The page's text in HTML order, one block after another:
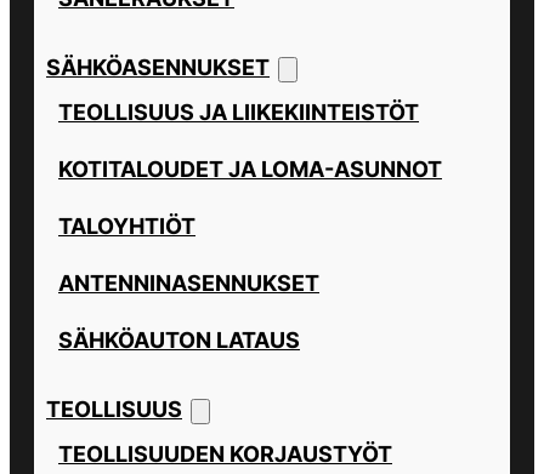
SÄHKÖASENNUKSET
TEOLLISUUS JA LIIKEKIINTEISTÖT
KOTITALOUDET JA LOMA-ASUNNOT
TALOYHTIÖT
ANTENNINASENNUKSET
SÄHKÖAUTON LATAUS
TEOLLISUUS
TEOLLISUUDEN KORJAUSTYÖT